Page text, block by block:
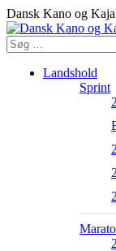
Dansk Kano og
Landshold
Sprint